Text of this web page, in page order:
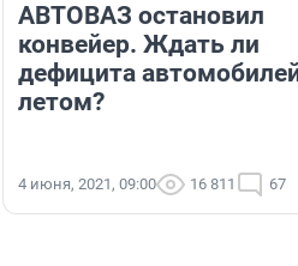
АВТОВАЗ остановил
конвейер. Ждать ли
дефицита
летом?
4 июня, 2021, 09:00 16 811 67